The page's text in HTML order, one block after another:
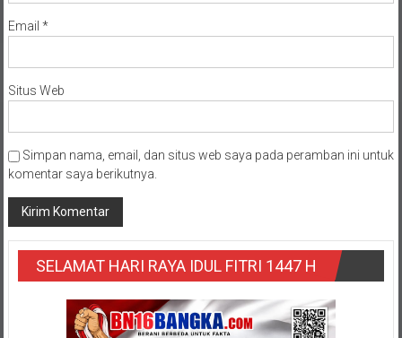
Email *
Situs Web
Simpan nama, email, dan situs web saya pada peramban ini untuk
komentar saya berikutnya.
SELAMAT HARI RAYA IDUL FITRI 1447 H